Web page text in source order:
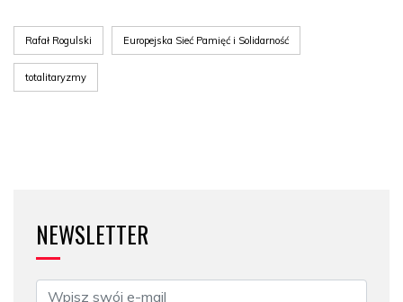
Rafał Rogulski Europejska Sieć Pamięć i Solidarność
totalitaryzmy
NEWSLETTER